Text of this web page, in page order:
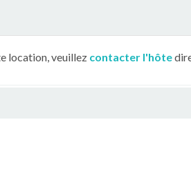
location, veuillez contacter l'hôte